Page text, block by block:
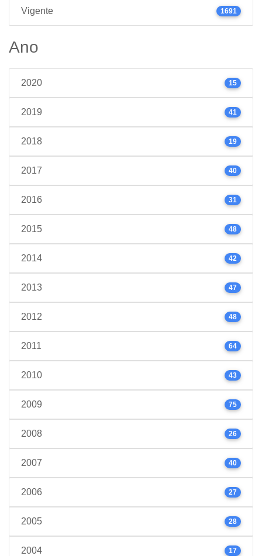
Vigente 1691
Ano
2020 15
2019 41
2018 19
2017 40
2016 31
2015 48
2014 42
2013 47
2012 48
2011 64
2010 43
2009 75
2008 26
2007 40
2006 27
2005 28
2004 17